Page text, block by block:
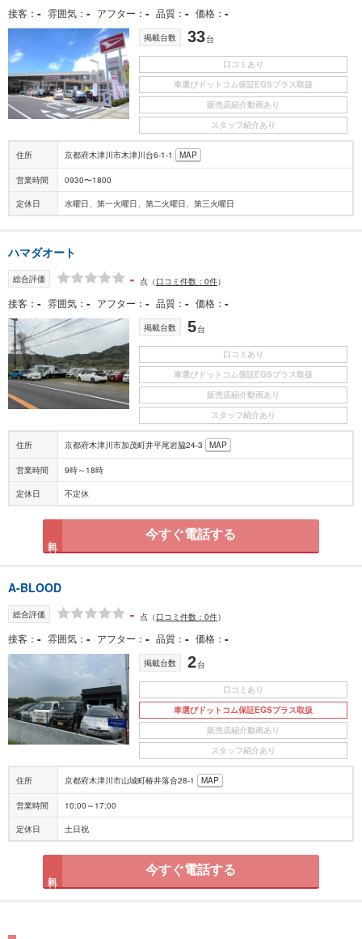
接客 - 雰囲気 - アフター - 品質 - 価格 -
掲載台数 33台
口コミあり
車選びドットコム保証EGSプラス取扱
販売店紹介動画あり
スタッフ紹介あり
住所 京都府木津川市木津川台6-1-1 MAP
営業時間 0930〜1800
定休日 水曜日、第一火曜日、第二火曜日、第三火曜日
ハマダオート
総合評価 - 点 （口コミ件数：0件）
接客 - 雰囲気 - アフター - 品質 - 価格 -
掲載台数 5台
口コミあり
車選びドットコム保証EGSプラス取扱
販売店紹介動画あり
スタッフ紹介あり
住所 京都府木津川市加茂町井平尾岩脇24-3 MAP
営業時間 9時～18時
定休日 不定休
今すぐ電話する
A-BLOOD
総合評価 - 点 （口コミ件数：0件）
接客 - 雰囲気 - アフター - 品質 - 価格 -
掲載台数 2台
口コミあり
車選びドットコム保証EGSプラス取扱
販売店紹介動画あり
スタッフ紹介あり
住所 京都府木津川市山城町椿井落合28-1 MAP
営業時間 10:00～17:00
定休日 土日祝
今すぐ電話する